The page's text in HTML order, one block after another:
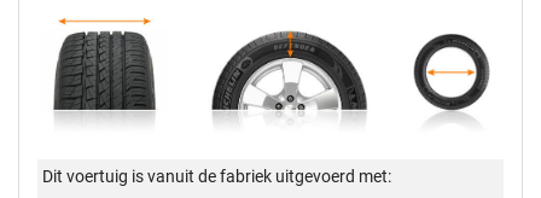
Dit voertuig is vanuit de fabriek uitgevoerd met: